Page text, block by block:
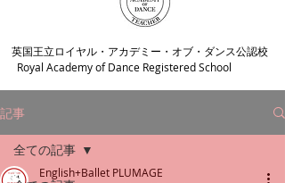
​英国王立ロイヤル・アカデミー・オブ・ダンス公認校
Royal Academy of Dance Registered School
記事
全ての記事
English+Ballet PLUMAGE